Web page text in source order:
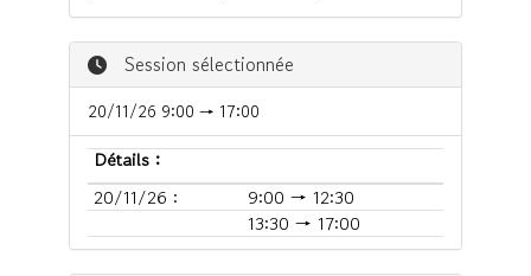
Session sélectionnée
20/11/26 9:00 → 17:00
Détails :
20/11/26 :
9:00 → 12:30
13:30 → 17:00